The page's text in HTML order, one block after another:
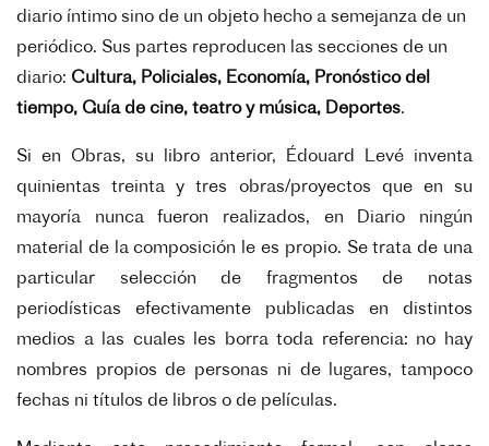
diario íntimo sino de un objeto hecho a semejanza de un
periódico. Sus partes reproducen las secciones de un
diario: Cultura, Policiales, Economía, Pronóstico del
tiempo, Guía de cine, teatro y música, Deportes.
Si en Obras, su libro anterior, Édouard Levé inventa
quinientas treinta y tres obras/proyectos que en su
mayoría nunca fueron realizados, en Diario ningún
material de la composición le es propio. Se trata de una
particular selección de fragmentos de notas
periodísticas efectivamente publicadas en distintos
medios a las cuales les borra toda referencia: no hay
nombres propios de personas ni de lugares, tampoco
fechas ni títulos de libros o de películas.